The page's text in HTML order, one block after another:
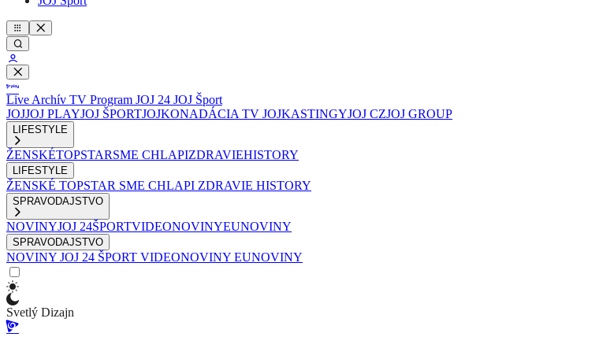
Live Archív TV Program JOJ 24 JOJ Šport
JOJJOJ PLAYJOJ ŠPORTJOJKONADÁCIA TV JOJKASTINGYJOJ CZJOJ GROUP
LIFESTYLE
ŽENSKÉTOPSTARSME CHLAPIZDRAVIEHISTORY
LIFESTYLE
ŽENSKÉ TOPSTAR SME CHLAPI ZDRAVIE HISTORY
SPRAVODAJSTVO
NOVINYJOJ 24ŠPORTVIDEONOVINYEUNOVINY
SPRAVODAJSTVO
NOVINY JOJ 24 ŠPORT VIDEONOVINY EUNOVINY
Svetlý Dizajn